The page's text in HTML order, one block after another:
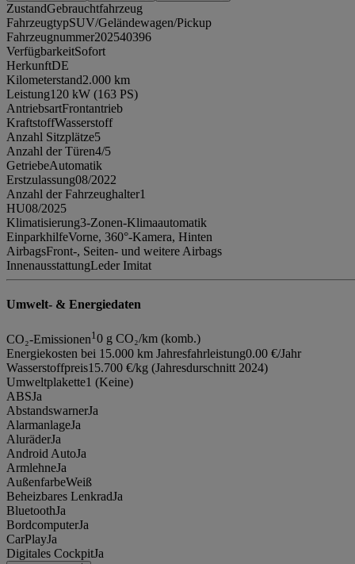
ZustandGebrauchtfahrzeug
FahrzeugtypSUV/Geländewagen/Pickup
Fahrzeugnummer202540396
VerfügbarkeitSofort
HerkunftDE
Kilometerstand2.000 km
Leistung120 kW (163 PS)
AntriebsartFrontantrieb
KraftstoffWasserstoff
Anzahl Sitzplätze5
Anzahl der Türen4/5
GetriebeAutomatik
Erstzulassung08/2022
Anzahl der Fahrzeughalter1
HU08/2025
Klimatisierung3-Zonen-Klimaautomatik
EinparkhilfeVorne, 360°-Kamera, Hinten
AirbagsFront-, Seiten- und weitere Airbags
InnenausstattungLeder Imitat
Umwelt- & Energiedaten
CO₂-Emissionen1 0 g CO₂/km (komb.)
Energiekosten bei 15.000 km Jahresfahrleistung0.00 €/Jahr
Wasserstoffpreis15.700 €/kg (Jahresdurschnitt 2024)
Umweltplakette1 (Keine)
ABSJa
AbstandswarnerJa
AlarmanlageJa
AluräderJa
Android AutoJa
ArmlehneJa
AußenfarbeWeiß
Beheizbares LenkradJa
BluetoothJa
BordcomputerJa
CarPlayJa
Digitales CockpitJa